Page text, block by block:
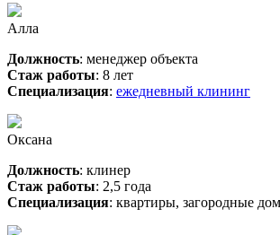
Алла
Должность: менеджер объекта
Стаж работы: 8 лет
Специализация: ежедневный клининг
Оксана
Должность: клинер
Стаж работы: 2,5 года
Специализация: квартиры, загородные